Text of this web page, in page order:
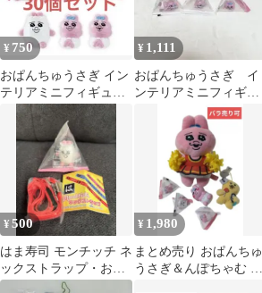
¥ 750
おぱんちゅうさぎ イン
テリアミニフィギュ
ア マスコット 30
¥ 1,111
おぱんちゅうさぎ イ
ンテリアミニフィギュ
ア 7種 コンプリート
¥500
はま寿司 モンチッチ ネ
ックストラップ・おぱ
んちゅうさぎ ミニフィ
¥ 1,980
まとめ売り おぱんちゅ
うさぎ＆んぽちゃむ ぬ